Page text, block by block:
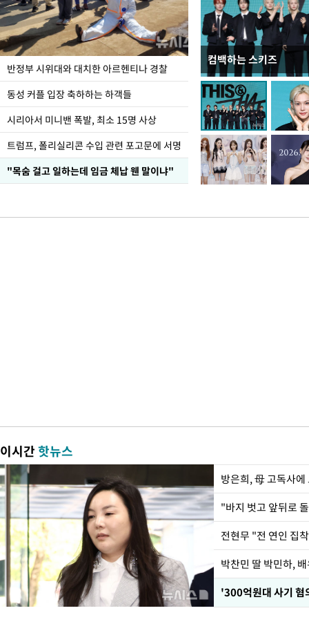
반정부 시위대와 대치한 아르헨티나 경찰
동성 커플 입장 축하하는 하객들
시리아서 미니밴 폭발, 최소 15명 사상
트럼프, 폴리실리콘 수입 관련 포고문에 서명
"목숨 걸고 일하는데 임금 체납 웬 말이냐"
컴백하는 스키즈
입추 코앞인데 전국엔
이시간핫뉴스
방은희, 母 고독사
전현무 "전 연인 집
'300억원대 사기 혐